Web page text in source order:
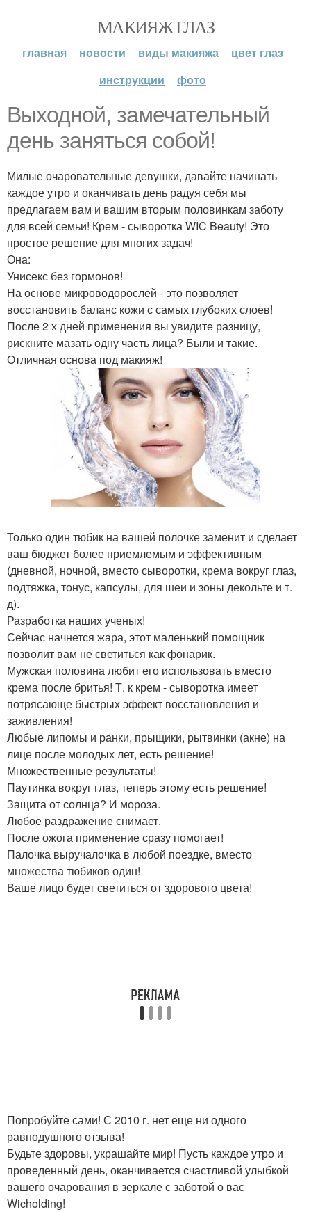
МАКИЯЖ ГЛАЗ
главная новости виды макияжа
цвет глаз
инструкции
фото
Выходной, замечательный
день заняться собой!
Милые очаровательные девушки, давайте начинать
каждое утро и оканчивать день радуя себя мы
предлагаем вам и вашим вторым половинкам заботу
для всей семьи! Крем - сыворотка WIC Beauty! Это
простое решение для многих задач!
Она:
Унисекс без гормонов!
На основе микроводорослей - это позволяет
восстановить баланс кожи с самых глубоких слоев!
После 2 х дней применения вы увидите разницу,
рискните мазать одну часть лица? Были и такие.
Отличная основа под макияж!
Только один тюбик на вашей полочке заменит и сделает
ваш бюджет более приемлемым и эффективным
(дневной, ночной, вместо сыворотки, крема вокруг глаз,
подтяжка, тонус, капсулы, для шеи и зоны декольте и т.
д).
Разработка наших ученых!
Сейчас начнется жара, этот маленький помощник
позволит вам не светиться как фонарик.
Мужская половина любит его использовать вместо
крема после бритья! Т. к крем - сыворотка имеет
потрясающе быстрых эффект восстановления и
заживления!
Любые липомы и ранки, прыщики, рытвинки (акне) на
лице после молодых лет, есть решение!
Множественные результаты!
Паутинка вокруг глаз, теперь этому есть решение!
Защита от солнца? И мороза.
Любое раздражение снимает.
После ожога применение сразу помогает!
Палочка выручалочка в любой поездке, вместо
множества тюбиков один!
Ваше лицо будет светиться от здорового цвета!
Попробуйте сами! С 2010 г. нет еще ни одного
равнодушного отзыва!
Будьте здоровы, украшайте мир! Пусть каждое утро и
проведенный день, оканчивается счастливой улыбкой
вашего очарования в зеркале с заботой о вас
Wicholding!